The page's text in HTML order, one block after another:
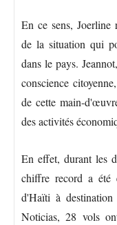
En ce sens, Joerline
de la situation qui
dans le pays.
conscience
de cette main-
des activités
En effet, durant les
chiffre record a été
d'Haïti à
Noticias, 28 vols